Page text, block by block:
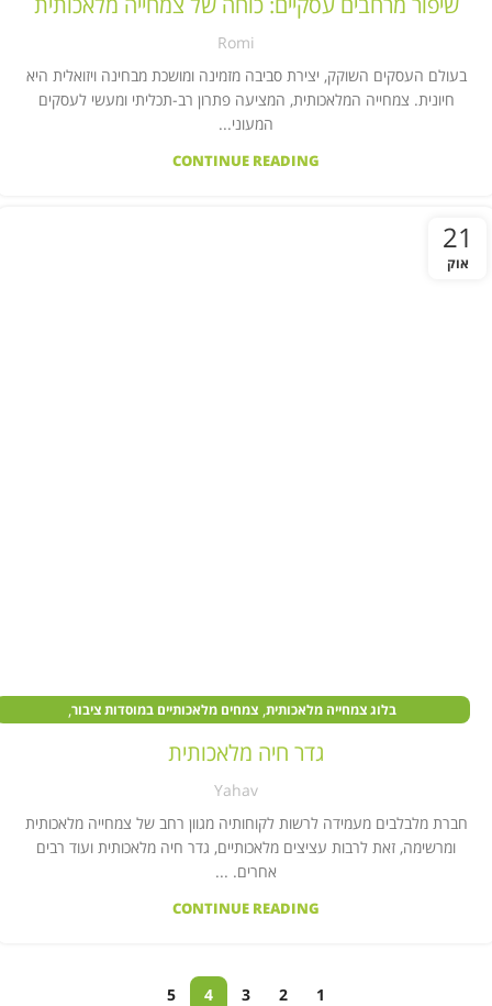
Romi
בעולם העסקים השוקק, יצירת סביבה מזמינה ומושכת מבחינה ויזואלית היא
חיונית. צמחייה המלאכותית, המציעה פתרון רב-תכליתי ומעשי לעסקים
המעוני...
CONTINUE READING
21
אוק
בלוג צמחייה מלאכותית, צמחים מלאכותיים במוסדות ציבור,
גדר חיה מלאכותית
Yahav
חברת מלבלבים מעמידה לרשות לקוחותיה מגוון רחב של צמחייה מלאכותית
ומרשימה, זאת לרבות עציצים מלאכותיים, גדר חיה מלאכותית ועוד רבים
אחרים. ...
CONTINUE READING
1
2
3
4
5